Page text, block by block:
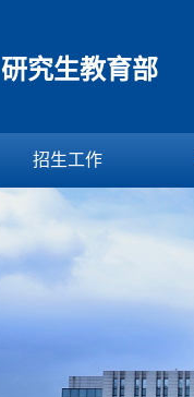
研究生教育部
招生工作